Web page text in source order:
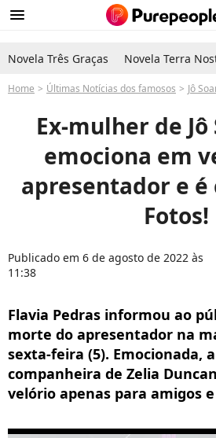
menu
Novela Três Graças Novela Terra
Home Últimas Notícias dos famosos Jô
Ex-mulher de Jô
emociona em
apresentador e é
Fotos!
Publicado em 6 de agosto de 2022 às
11:38
Flavia Pedras informou ao
morte do apresentador na
sexta-feira (5). Emocionada,
companheira de Zelia
velório apenas para amigos